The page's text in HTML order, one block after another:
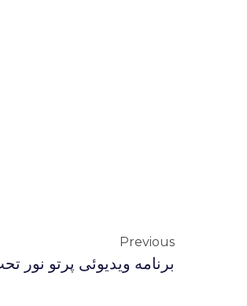
Previous
برنامه ويديوئى پرتو نور